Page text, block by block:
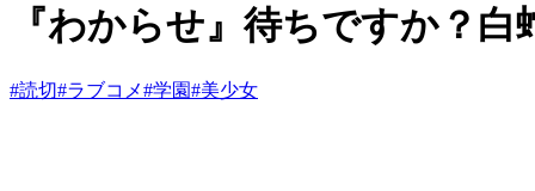
『わからせ』待ちですか？白
#読切#ラブコメ#学園#美少女